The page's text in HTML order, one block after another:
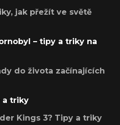
jak přežít ve světě
– tipy a triky na
do života začínajících
a triky
Kings 3? Tipy a triky